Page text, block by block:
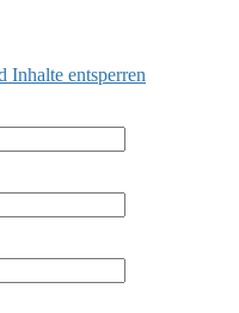
Inhalte entsperren